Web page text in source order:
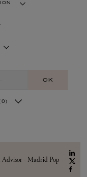
OK
- Madrid Pop